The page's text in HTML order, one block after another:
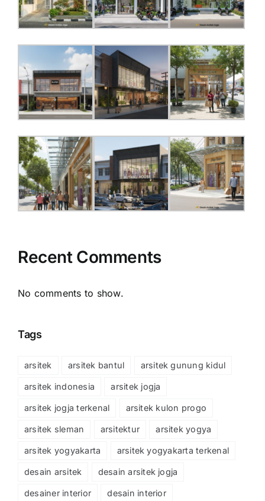
Recent Comments
No comments to show.
Tags
arsitek arsitek bantul arsitek gunung kidul
arsitek indonesia arsitek jogja
arsitek jogja terkenal arsitek kulon progo
arsitek sleman arsitektur arsitek yogya
arsitek yogyakarta arsitek yogyakarta terkenal
desain arsitek desain arsitek jogja
desainer interior desain interior